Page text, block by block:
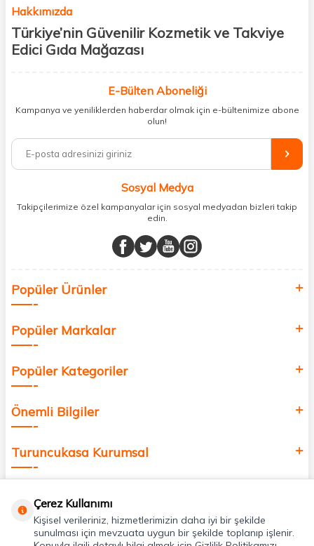
Hakkımızda
Türkiye’nin Güvenilir Kozmetik ve Takviye
Edici Gıda Mağazası
kişisel bakım hem de takviye edici gıda ürünlerini sizlerle
buluşturuyoruz. Artık mağaza mağaza dolaşmanıza gerek yok;
ihtiyacınız olan her şeyi tek bir çatı altında topluyor ve kapınıza kadar
%100 orijinal kozmetik ve sağlık ürünleriyle güzelliğinizi tamamlayabilir,
vücudunuzu desteklemek için güvenilir takviye edici gıdalara
minerallere kadar binlerce ürünü uygun fiyat ve hızlı kargo avantajıyla
sunuyoruz.
buluşturuyor ve online alışveriş deneyiminizi en iyi hale getiriyoruz.
Sağlık, güzellik ve iyi yaşam için aradığınız her şey burada!
değer katmak için bize katılın!
E-Bülten Aboneliği
Kampanya ve yeniliklerden haberdar olmak için e-bültenimize abone
olun!
Sosyal Medya
Takipçilerimize özel kampanyalar için sosyal medyadan bizleri takip
edin.
Popüler Ürünler
Popüler Markalar
Popüler Kategoriler
Önemli Bilgiler
Turuncukasa Kurumsal
Uygulamalarımız
Çerez Kullanımı
Kişisel verileriniz, hizmetlerimizin daha iyi bir şekilde
sunulması için mevzuata uygun bir şekilde toplanıp işlenir.